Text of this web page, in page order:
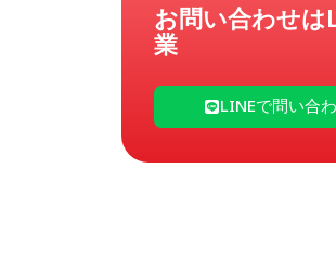
お問い合わせ
業
LINEで問い合